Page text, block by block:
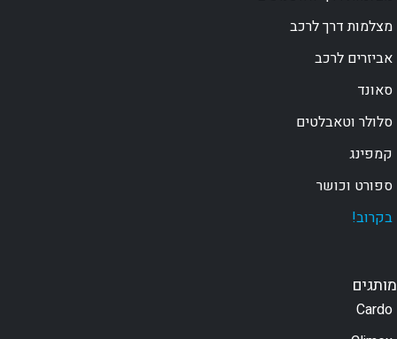
מצלמות דרך לרכב
אביזרים לרכב
סאונד
סלולר וטאבלטים
קמפינג
ספורט וכושר
בקרוב!
מותגים
Cardo